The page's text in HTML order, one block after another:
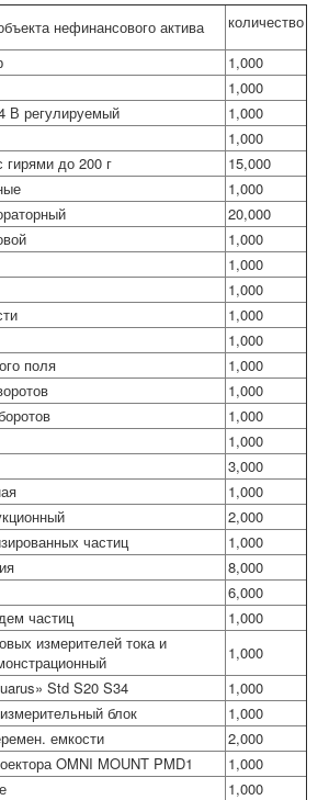
нефинансового актива
количество
1,000
1,000
В регулируемый
1,000
1,000
до 200 г
15,000
1,000
20,000
1,000
1,000
1,000
1,000
1,000
поля
1,000
1,000
1,000
1,000
3,000
1,000
2,000
частиц
1,000
8,000
6,000
частиц
1,000
измерителей тока и
1,000
Std S20 S34
1,000
блок
1,000
емкости
2,000
OMNI MOUNT PMD1
1,000
1,000